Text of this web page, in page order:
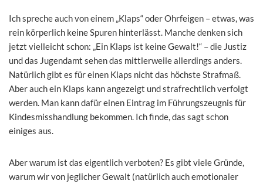
Ich spreche auch von einem „Klaps“ oder Ohrfeigen – etwas, was
rein körperlich keine Spuren hinterlässt. Manche denken sich
jetzt vielleicht schon: „Ein Klaps ist keine Gewalt!“ – die Justiz
und das Jugendamt sehen das mittlerweile allerdings anders.
Natürlich gibt es für einen Klaps nicht das höchste Strafmaß.
Aber auch ein Klaps kann angezeigt und strafrechtlich verfolgt
werden. Man kann dafür einen Eintrag im Führungszeugnis für
Kindesmisshandlung bekommen. Ich finde, das sagt schon
einiges aus.
Aber warum ist das eigentlich verboten? Es gibt viele Gründe,
warum wir von jeglicher Gewalt (natürlich auch emotionaler